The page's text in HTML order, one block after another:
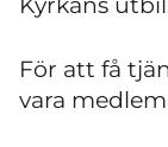
För att få
vara